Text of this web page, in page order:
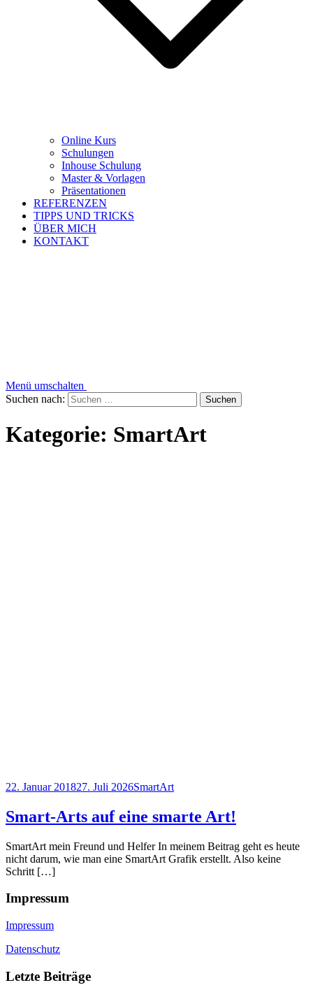
Online Kurs
Schulungen
Inhouse Schulung
Master & Vorlagen
Präsentationen
REFERENZEN
TIPPS UND TRICKS
ÜBER MICH
KONTAKT
Menü umschalten
Suchen nach:
Kategorie: SmartArt
22. Januar 201827. Juli 2026SmartArt
Smart-Arts auf eine smarte Art!
SmartArt mein Freund und Helfer In meinem Beitrag geht es heute
nicht darum, wie man eine SmartArt Grafik erstellt. Also keine
Schritt […]
Impressum
Impressum
Datenschutz
Letzte Beiträge